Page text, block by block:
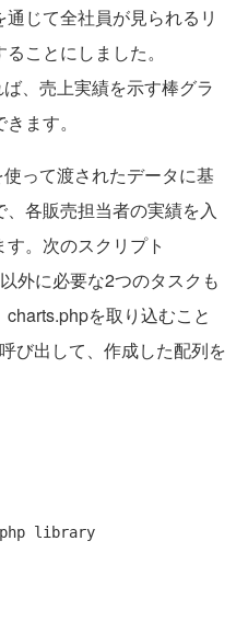
じて全社員が見られるリ
ことにしました。
、売上実績を示す棒グラ
ます。
って渡されたデータに基
各販売担当者の実績を入
。次のスクリプト
外に必要な2つのタスクも
を取り込むこと
び出して、作成した配列を
library